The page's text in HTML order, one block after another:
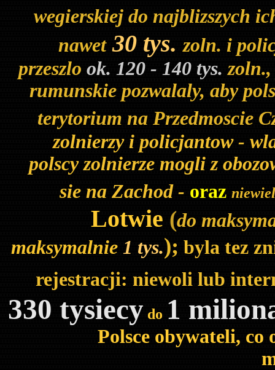
wegierskiej do najblizszych
nawet30 tys.zoln. i
przeszlo ok. 120 - 140 tys.
rumunskie pozwalaly, aby
terytorium na Przedmoscie
zolnierzy i policjantow -
polscy zolnierze mogli z
sie na Zachod - oraz
Lotwie (do
maksymalnie 1 tys.); byla tez
rejestracji: niewoli lub
330 tysiecy do 1
Polsce obywateli, co